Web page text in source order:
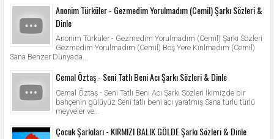
Anonim Türküler - Gezmedim Yorulmadım (Cemil) Şarkı Sözleri &
Dinle
Anonim Türküler - Gezmedim Yorulmadım (Cemil) Şarkı Sözleri
Gezmedim Yorulmadım (Cemil) Boş Yere Kırılmadım (Cemil)
Sana Benzer Dünyada...
Cemal Öztaş - Seni Tatlı Beni Acı Şarkı Sözleri & Dinle
Cemal Öztaş - Seni Tatlı Beni Acı Şarkı Sözleri İkimizde bir
bahçenin gülüyüz Seni tatlı beni acı yaratmış Sana türlü türlü
meyveler ve...
Çocuk Şarkıları - KIRMIZI BALIK GÖLDE Şarkı Sözleri & Dinle